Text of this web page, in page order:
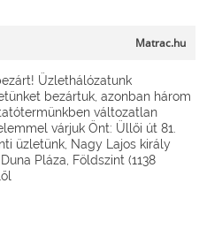
Matrac.hu
Üzlethálózatunk
bezártuk, azonban három
változatlan
várjuk Önt: Üllői út 81.
üzletünk, Nagy Lajos király
Pláza, Földszint (1138